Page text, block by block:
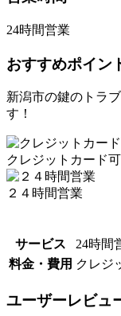
24時間営業
おすすめポイン
新潟市の鍵のトラ
す！
クレジットカード可
２４時間営業
サービス
24時間
料金・費用 クレジ
ユーザーレビュ